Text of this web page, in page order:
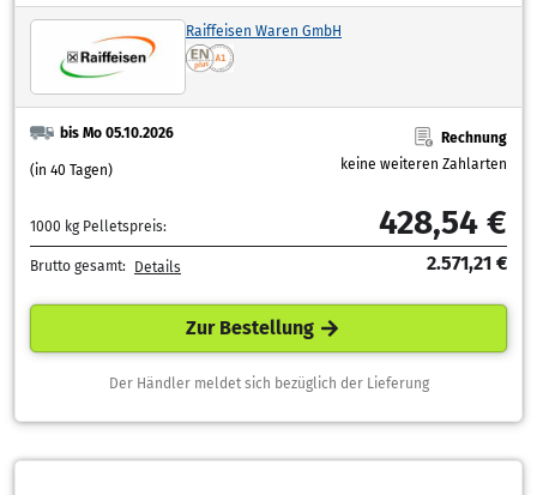
Raiffeisen Waren GmbH
bis Mo 05.10.2026
(in 40 Tagen)
Rechnung
keine weiteren Zahlarten
1000 kg Pelletspreis: 428,54 €
Brutto gesamt: Details 2.571,21 €
Zur Bestellung
Der Händler meldet sich bezüglich der Lieferung